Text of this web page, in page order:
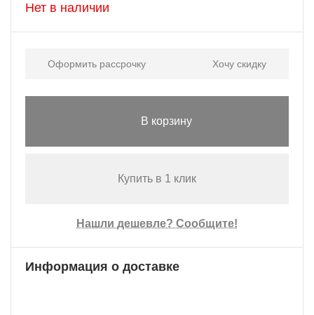
Нет в наличии
Оформить рассрочку Хочу скидку
В корзину
Купить в 1 клик
Нашли дешевле? Сообщите!
Информация о доставке